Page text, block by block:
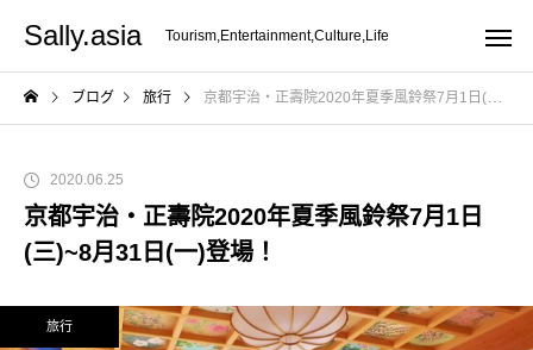
Sally.asia Tourism,Entertainment,Culture,Life
ブログ 旅行 京都宇治・正壽院2020年夏季風鈴祭7月1日(三)~8月31日(一)登場！
2020.06.25
京都宇治・正壽院2020年夏季風鈴祭7月1日
(三)~8月31日(一)登場！
旅行